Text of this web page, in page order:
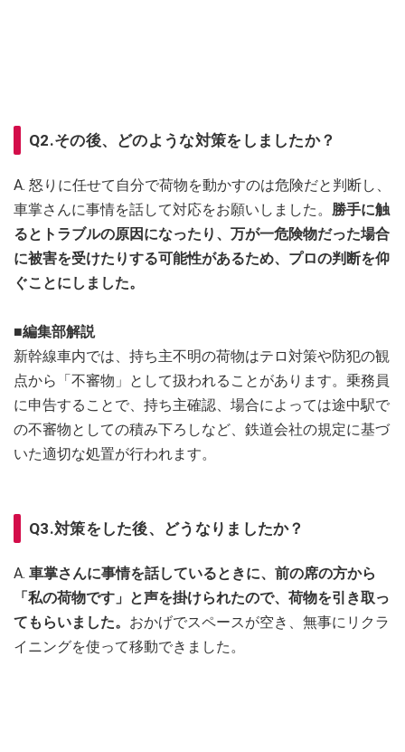
Q2.その後、どのような対策をしましたか？
A. 怒りに任せて自分で荷物を動かすのは危険だと判断し、
車掌さんに事情を話して対応をお願いしました。 勝手に触
るとトラブルの原因になったり、万が一危険物だった場合
に被害を受けたりする可能性があるため、プロの判断を仰
ぐことにしました。
■編集部解説
新幹線車内では、持ち主不明の荷物はテロ対策や防犯の観
点から「不審物」として扱われることがあります。乗務員
に申告することで、持ち主確認、場合によっては途中駅で
の不審物としての積み下ろしなど、鉄道会社の規定に基づ
いた適切な処置が行われます。
Q3.対策をした後、どうなりましたか？
A. 車掌さんに事情を話しているときに、前の席の方から
「私の荷物です」と声を掛けられたので、荷物を引き取っ
てもらいました。 おかげでスペースが空き、無事にリクラ
イニングを使って移動できました。